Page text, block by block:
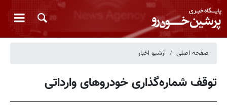
صفحه اصلی آرشیو اخبار
توقف شماره‌گذاری خودروهای وارداتی